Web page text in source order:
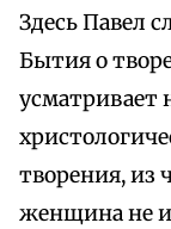
Здесь Павел
Бытия о
усматривает
творения, из
женщина не